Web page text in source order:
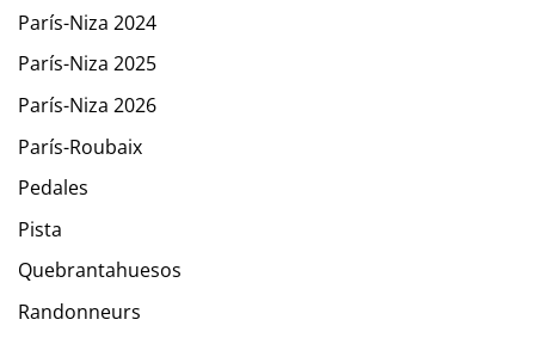
París-Niza 2024
París-Niza 2025
París-Niza 2026
París-Roubaix
Pedales
Pista
Quebrantahuesos
Randonneurs